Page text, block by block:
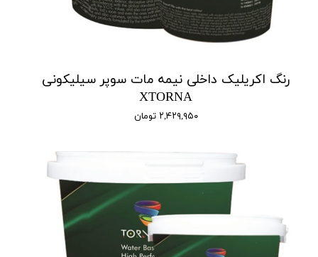
رنگ اکریلیک داخلی نیمه مات سوپر سیلیکونی
XTORNA
۲,۴۲۹,۹۵۰ تومان